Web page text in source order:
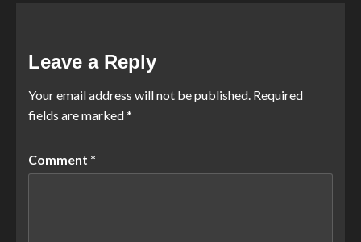
Leave a Reply
Your email address will not be published. Required
fields are marked*
Comment *